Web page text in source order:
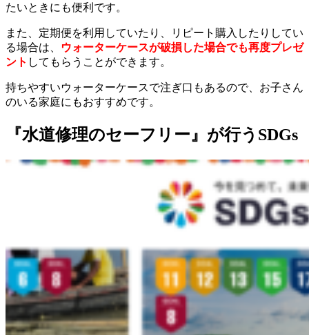
たいときにも便利です。
また、定期便を利用していたり、リピート購入したりしてい
る場合は、
ウ ォーターケースが破損した場合でも再度プレゼ
ント してもらうことができます。
持ちやすいウォーターケースで注ぎ口もあるので、お子さん
のいる家庭にもおすすめです。
『水道修理のセーフリー』が行うSDGs